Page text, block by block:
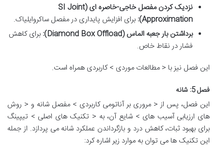
نزدیک کردن مفصل خاجی-خاصره ای (SI Joint
Approximation): برای افزایش پایداری در مفصل ساکروایلیاک.
برداشتن بار جعبه الماس (Diamond Box Offload):
برای کاهش
فشار در نقاط خاص.
این فصل نیز با < مطالعات موردی > کاربردی همراه است.
فصل 5: شانه
این فصل، پس از < مروری بر آناتومی کاربردی > مفصل شانه و < روش
های ارزیابی آسیب های > شایع آن، به < تکنیک های اصلی > تیپینگ
برای بهبود ثبات، کاهش درد و بازگرداندن عملکرد شانه می پردازد. از جمله
این تکنیک ها می توان به موارد زیر اشاره کرد: